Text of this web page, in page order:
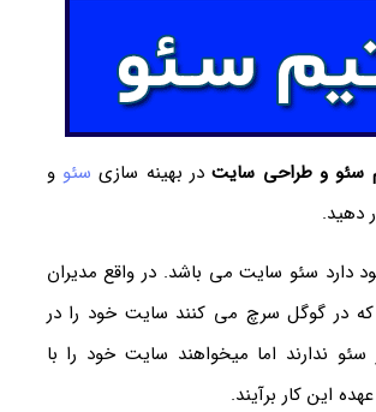
سئو و طراحی سایتدر بهینه سازی سئو و
دهید.
دارد سئو سایت می باشد. در واقع مدیران
که در گوگل سرچ می کنند سایت خود را در
ندارند اما میخواهند سایت خود را با
این کار برآیند.